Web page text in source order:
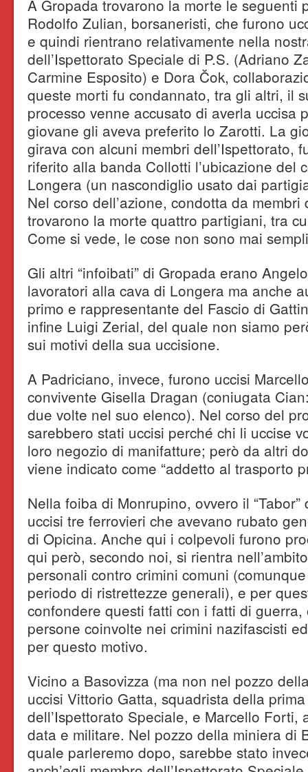
A Gropada trovarono la morte le seguenti
Rodolfo Zulian, borsaneristi, che furono
e quindi rientrano relativamente nella
dell’Ispettorato Speciale di P.S. (Adriano
Carmine Esposito) e Dora Čok,
queste morti fu condannato, tra gli altri, il
processo venne accusato di averla uccisa
giovane gli aveva preferito lo Zarotti. La
girava con alcuni membri dell’Ispettorato,
riferito alla banda Collotti l’ubicazione del
Longera (un nascondiglio usato dai
Nel corso dell’azione, condotta da
trovarono la morte quattro partigiani, tra
Come si vede, le cose non sono mai
Gli altri “infoibati” di Gropada erano
lavoratori alla cava di Longera ma anche
primo e rappresentante del Fascio di
infine Luigi Zerial, del quale non siamo
sui motivi della sua uccisione.
A Padriciano, invece, furono uccisi
convivente Gisella Dragan (coniugata
due volte nel suo elenco). Nel corso del
sarebbero stati uccisi perché chi li uccise
loro negozio di manifatture; però da altri
viene indicato come “addetto al trasporto
Nella foiba di Monrupino, ovvero il
uccisi tre ferrovieri che avevano rubato
di Opicina. Anche qui i colpevoli furono
qui però, secondo noi, si rientra
personali contro crimini comuni
periodo di ristrettezze generali), e per
confondere questi fatti con i fatti di
persone coinvolte nei crimini nazifascisti
per questo motivo.
Vicino a Basovizza (ma non nel pozzo
uccisi Vittorio Gatta, squadrista della
dell’Ispettorato Speciale, e Marcello Forti,
data e militare. Nel pozzo della miniera di
quale parleremo dopo, sarebbe stato